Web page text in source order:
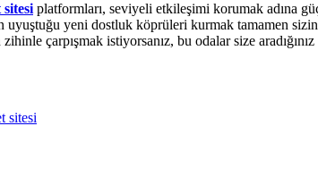
platformları, seviyeli etkileşimi korumak adına
yeni dostluk köprüleri kurmak tamamen
çarpışmak istiyorsanız, bu odalar size
sitesi